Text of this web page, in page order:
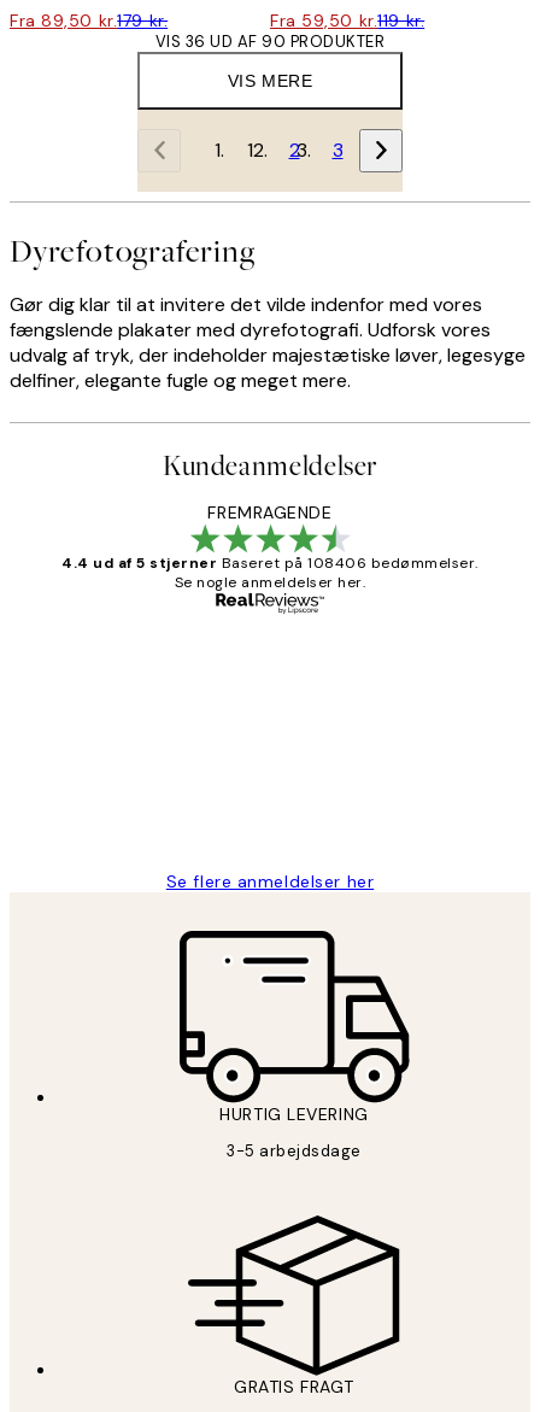
Fra 89,50 kr.179 kr. Fra 59,50 kr.119 kr.
VIS MERE
VIS 36 UD AF 90 PRODUKTER
1 2 3
Dyrefotografering
Gør dig klar til at invitere det vilde indenfor med vores
fængslende plakater med dyrefotografi. Udforsk vores
udvalg af tryk, der indeholder majestætiske løver, legesyge
delfiner, elegante fugle og meget mere.
Kundeanmeldelser
FREMRAGENDE
4.4 ud af 5 stjerner Baseret på 108406 bedømmelser.
Se nogle anmeldelser her.
Se flere anmeldelser her
HURTIG LEVERING
3-5 arbejdsdage
GRATIS FRAGT